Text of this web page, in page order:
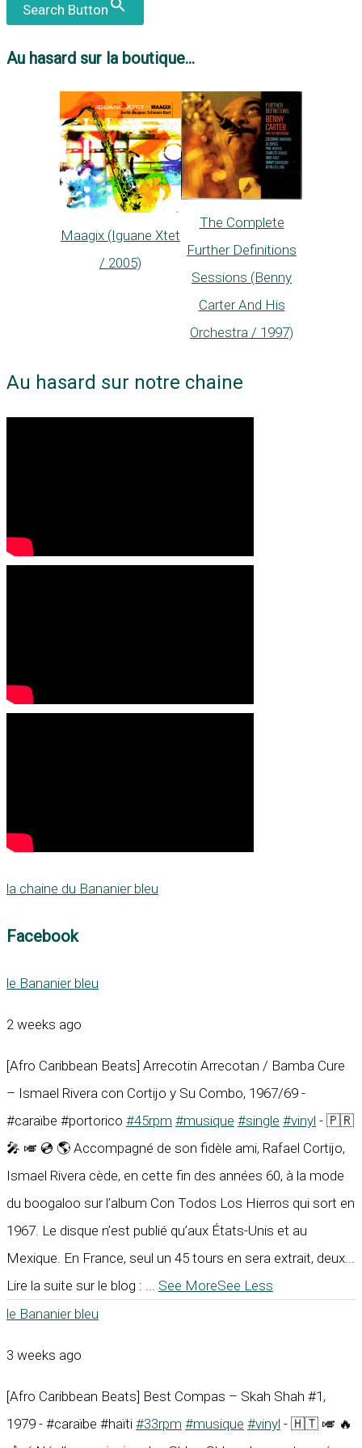
Search Button
Au hasard sur la boutique...
Maagix (Iguane Xtet
/ 2005)
The Complete
Further Definitions
Sessions (Benny
Carter And His
Orchestra / 1997)
Au hasard sur notre chaine
la chaine du Bananier bleu
Facebook
le Bananier bleu
2 weeks ago
[Afro Caribbean Beats] Arrecotin Arrecotan / Bamba Cure
– Ismael Rivera con Cortijo y Su Combo, 1967/69 -
#caraïbe #portorico #45rpm #musique #single #vinyl - 🇵🇷
🎤 🎺 💿 🌎 Accompagné de son fidèle ami, Rafael Cortijo,
Ismael Rivera cède, en cette fin des années 60, à la mode
du boogaloo sur l’album Con Todos Los Hierros qui sort en
1967. Le disque n’est publié qu’aux États-Unis et au
Mexique. En France, seul un 45 tours en sera extrait, deux...
Lire la suite sur le blog :
See MoreSee Less
le Bananier bleu
3 weeks ago
[Afro Caribbean Beats] Best Compas – Skah Shah #1,
1979 - #caraïbe #haïti #33rpm #musique #vinyl - 🇭🇹 🎺 🔥